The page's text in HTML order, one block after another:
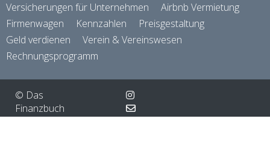
Versicherungen für Unternehmen
Airbnb Vermietung
Firmenwagen
Kennzahlen
Preisgestaltung
Geld verdienen
Verein & Vereinswesen
Rechnungsprogramm
© Das
Finanzbuch